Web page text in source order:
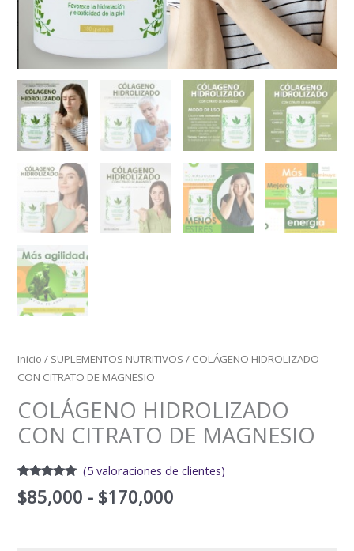
Inicio / SUPLEMENTOS NUTRITIVOS / COLÁGENO HIDROLIZADO
CON CITRATO DE MAGNESIO
COLÁGENO HIDROLIZADO
CON CITRATO DE MAGNESIO
con5.00de
5 en base
(5 valoraciones de clientes)
$85,000 - $170,000